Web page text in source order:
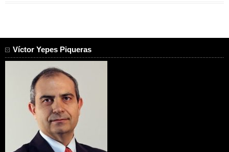
Víctor Yepes Piqueras